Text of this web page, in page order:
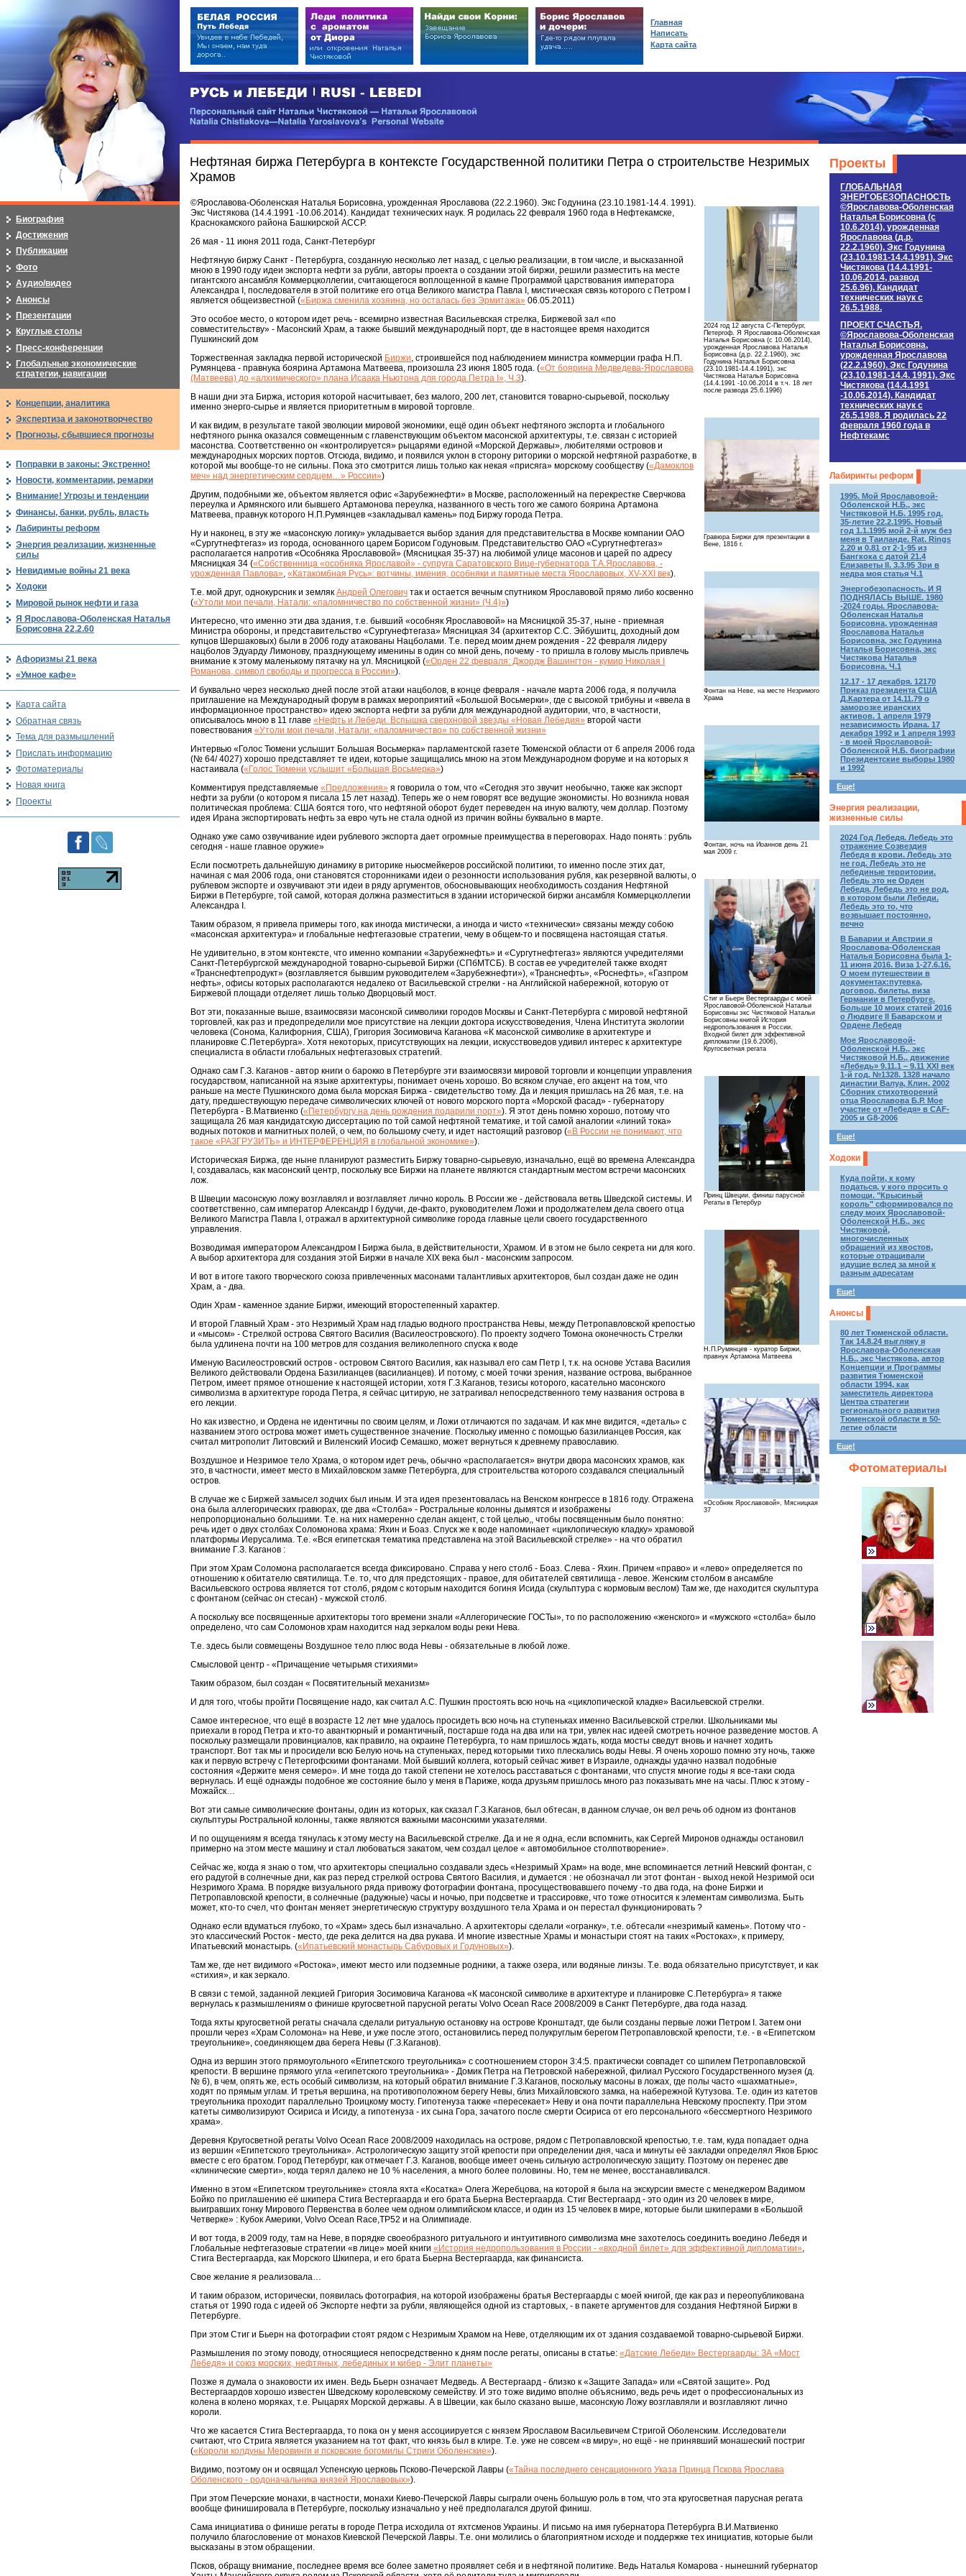
РУСЬ и ЛЕБЕДИ | RUSI — LEBEDI
Персональный сайт Натальи Чистяковой — Натальи Ярославовой
Нефтяная биржа Петербурга в контексте Государственной политики Петра о строительстве Незримых
Храмов
2024 год 12 августа C-Петербург,
Петергоф. Я Ярославова-Оболенская
Наталья Борисовна (с 10.06.2014),
урожденная Ярославова Наталья
Борисовна (д.р. 22.2.1960), экс
Годунина Наталья Борисовна
(23.10.1981-14.4.1991), экс
Чистякова Наталья Борисовна
(14.4.1991 -10.06.2014 в т.ч. 18 лет
после развода 25.6.1996)
Гравюра Биржи для презентации в
Вене, 1816 г.
Фонтан на Неве, на месте Незримого
Храма
Фонтан, ночь на Иоаннов день 21
мая 2009 г.
Стиг и Бьерн Вестергаарды с моей
Ярославовой-Оболенской Натальи
Борисовны экс Чистяковой Натальи
Борисовны книгой История
недропользования в России.
Входной билет для эффективной
дипломатии (19.6.2006),
Кругосветная регата
Принц Швеции, финиш парусной
Регаты в Петербур
Н.П.Румянцев - куратор Биржи,
правнук Артамона Матвеева
«Особняк Ярославовой», Мясницкая
37
©Ярославова-Оболенская Наталья Борисовна, урожденная Ярославова (22.2.1960). Экс Годунина (23.10.1981-14.4. 1991).
Экс Чистякова (14.4.1991 -10.06.2014). Кандидат технических наук. Я родилась 22 февраля 1960 года в Нефтекамске,
Краснокамского района Башкирской АССР.
26 мая - 11 июня 2011 года, Санкт-Петербург
Нефтяную биржу Санкт - Петербурга, созданную несколько лет назад, с целью реализации, в том числе, и высказанной
мною в 1990 году идеи экспорта нефти за рубли, авторы проекта о создании этой биржи, решили разместить на месте
гигантского ансамбля Коммерцколлегии, считающегося воплощенной в камне Программой царствования императора
Александра I, последователя в этой политике его отца Великого магистра Павла I, мистическая связь которого с Петром I
является общеизвестной («Биржа сменила хозяина, но осталась без Эрмитажа» 06.05.2011)
Это особое место, о котором идет речь - всемирно известная Васильевская стрелка, Биржевой зал «по
совместительству» - Масонский Храм, а также бывший международный порт, где в настоящее время находится
Пушкинский дом
Торжественная закладка первой исторической Биржи, строившейся под наблюдением министра коммерции графа Н.П.
Румянцева - правнука боярина Артамона Матвеева, произошла 23 июня 1805 года. («От боярина Медведева-Ярославова
(Матвеева) до «алхимического» плана Исаака Ньютона для города Петра I», Ч.3).
В наши дни эта Биржа, история которой насчитывает, без малого, 200 лет, становится товарно-сырьевой, поскольку
именно энерго-сырье и является приоритетным в мировой торговле.
И как видим, в результате такой эволюции мировой экономики, ещё один объект нефтяного экспорта и глобального
нефтяного рынка оказался совмещенным с главенствующим объектом масонской архитектуры, т.е. связан с историей
масонства. Соответственно он «контролируется» рыцарями единой «Морской Державы», любителями островов и
международных морских портов. Отсюда, видимо, и появился уклон в сторону риторики о морской нефтяной разработке, в
которой мы вообще-то не сильны. Пока это смотрится лишь только как некая «присяга» морскому сообществу («Дамоклов
меч» над энергетическим сердцем…» России»)
Другим, подобными же, объектом является офис «Зарубежнефти» в Москве, расположенный на перекрестке Сверчкова
переулка и Армянского или бывшего Артамонова переулка, названного в честь того же самого боярина Артамона
Матвеева, правнук которого Н.П.Румянцев «закладывал камень» под Биржу города Петра.
Ну и наконец, в эту же «масонскую логику» укладывается выбор здания для представительства в Москве компании ОАО
«Сургутнефтегаз» из города, основанного царем Борисом Годуновым. Представительство ОАО «Сургутнефтегаз»
располагается напротив «Особняка Ярославовой» (Мясницкая 35-37) на любимой улице масонов и царей по адресу
Мясницкая 34 («Собственница «особняка Ярославой» - супруга Саратовского Вице-губернатора Т.А.Ярославова, -
урожденная Павлова», «Катакомбная Русь»: вотчины, имения, особняки и памятные места Ярославовых, XV-XXI век).
Т.е. мой друг, однокурсник и земляк Андрей Олегович так и остается вечным спутником Ярославовой прямо либо косвенно
(«Утоли мои печали, Натали: «паломничество по собственной жизни» (Ч.4)»)
Интересно, что именно эти два здания, т.е. бывший «особняк Ярославовой» на Мясницкой 35-37, ныне - приемная
Министра обороны, и представительство «Сургунефтегаза» Мясницкая 34 (архитектор С.С. Эйбушитц, доходный дом
купцов Шершаковых) были в 2006 году атакованы Нацболами. Т.е. перед моим днем рождения - 22 февраля лидеру
нацболов Эдуарду Лимонову, празднующему именины в один со мной день, почему - то пришла в голову мысль привлечь
внимание к этому маленькому пятачку на ул. Мясницкой («Орден 22 февраля: Джордж Вашингтон - кумир Николая I
Романова, символ свободы и прогресса в России»).
И буквально через несколько дней после этой атаки нацболов, в конце февраля - начале марта 2006 года, я получила
приглашение на Международный форум в рамках мероприятий «Большой Восьмерки», где с высокой трибуны и «ввела в
информационное пространство» идею экспорта нефти за рубли для международной аудитории, что, в частности,
описывалось мною в 11 главе «Нефть и Лебеди. Вспышка сверхновой звезды «Новая Лебедия» второй части
повествования «Утоли мои печали, Натали: «паломничество» по собственной жизни»
Интервью «Голос Тюмени услышит Большая Восьмерка» парламентской газете Тюменской области от 6 апреля 2006 года
(№ 64/ 4027) хорошо представляет те идеи, которые защищались мною на этом Международном форуме и на которых я
настаивала («Голос Тюмени услышит «Большая Восьмерка»)
Комментируя представляемые «Предложения» я говорила о том, что «Сегодня это звучит необычно, также как экспорт
нефти за рубли (о котором я писала 15 лет назад). Теперь же о нем говорят все ведущие экономисты. Но возникла новая
политическая проблема: США боятся того, что нефтяной оборот будет переведен на иную валюту, чем доллар. Поэтому
идея Ирана экспортировать нефть за евро чуть не стала одной из причин войны буквально в марте.
Однако уже само озвучивание идеи рублевого экспорта дает огромные преимущества в переговорах. Надо понять : рубль
сегодня - наше главное оружие»
Если посмотреть дальнейшую динамику в риторике ньюсмейкеров российской политики, то именно после этих дат,
начиная с мая 2006 года, они становятся сторонниками идеи о резонности использования рубля, как резервной валюты, о
рублевом экспорте и озвучивают эти идеи в ряду аргументов, обосновывающих необходимость создания Нефтяной
Биржи в Петербурге, той самой, которая должна разместиться в здании исторической биржи ансамбля Коммерцколлегии
Александра I.
Таким образом, я привела примеры того, как иногда мистически, а иногда и чисто «технически» связаны между собою
«масонская архитектура» и глобальные нефтегазовые стратегии, чему в общем-то и посвящена настоящая статья.
Не удивительно, в этом контексте, что именно компании «Зарубежнефть» и «Сургутнефтегаз» являются учредителями
Санкт-Петербургской международной товарно-сырьевой Биржи (СПбМТСБ). В состав ее учредителей также входят
«Транснефтепродукт» (возглавляется бывшим руководителем «Зарубежнефти»), «Транснефть», «Роснефть», «Газпром
нефть», офисы которых располагаются недалеко от Васильевской стрелки - на Английской набережной, которую от
Биржевой площади отделяет лишь только Дворцовый мост.
Вот эти, показанные выше, взаимосвязи масонской символики городов Москвы и Санкт-Петербурга с мировой нефтяной
торговлей, как раз и предопределили мое присутствие на лекции доктора искусствоведения, Члена Института экологии
человека (Сонома, Калифорния, США), Григория Зосимовича Каганова «К масонской символике в архитектуре и
планировке С.Петербурга». Хотя некоторых, присутствующих на лекции, искусствоведов удивил интерес к архитектуре
специалиста в области глобальных нефтегазовых стратегий.
Однако сам Г.З. Каганов - автор книги о барокко в Петербурге эти взаимосвязи мировой торговли и концепции управления
государством, написанной на языке архитектуры, понимает очень хорошо. Во всяком случае, его акцент на том, что
раньше на месте Пушкинского дома была морская Биржа - свидетельство тому. Да и лекция пришлась на 26 мая, т.е. на
дату, предшествующую передаче символических ключей от нового морского порта «Морской фасад» - губернатору
Петербурга - В.Матвиенко («Петербургу на день рождения подарили порт»). Я этот день помню хорошо, потому что
защищала 26 мая кандидатскую диссертацию по той самой нефтяной тематике, и той самой аналогии «линий тока»
водных потоков и магнитных полей, о чем, по большому счету, и идет настоящий разговор («В России не понимают, что
такое «РАЗГРУЗИТЬ» и ИНТЕРФЕРЕНЦИЯ в глобальной экономике»).
Историческая Биржа, где ныне планируют разместить Биржу товарно-сырьевую, изначально, ещё во времена Александра
I, создавалась, как масонский центр, поскольку все Биржи на планете являются стандартным местом встречи масонских
лож.
В Швеции масонскую ложу возглавлял и возглавляет лично король. В России же - действовала ветвь Шведской системы. И
соответственно, сам император Александр I будучи, де-факто, руководителем Ложи и продолжателем дела своего отца
Великого Магистра Павла I, отражал в архитектурной символике города главные цели своего государственного
управления.
Возводимая императором Александром I Биржа была, в действительности, Храмом. И в этом не было секрета ни для кого.
А выбор архитектора для создания этой Биржи в начале XIX века был - масонским запросом.
И вот в итоге такого творческого союза привлеченных масонами талантливых архитекторов, был создан даже не один
Храм, а - два.
Один Храм - каменное здание Биржи, имеющий второстепенный характер.
И второй Главный Храм - это Незримый Храм над гладью водного пространства Невы, между Петропавловской крепостью
и «мысом» - Стрелкой острова Святого Василия (Василеостровского). По проекту зодчего Томона оконечность Стрелки
была удлинена почти на 100 метров для создания великолепного спуска к воде
Именую Василеостровский остров - островом Святого Василия, как называл его сам Петр I, т.к. на основе Устава Василия
Великого действовали Ордена Базилианцев (василианцев). И потому, с моей точки зрения, название острова, выбранное
Петром, имеет прямое отношение к настоящей истории, хотя Г.З.Каганов, тезисы которого, касательно масонского
символизма в архитектуре города Петра, я сейчас цитирую, не затрагивал непосредственного тему названия острова в
его лекции.
Но как известно, и Ордена не идентичны по своим целям, и Ложи отличаются по задачам. И как мне видится, «деталь» с
названием этого острова может иметь существенное значение. Поскольку именно с помощью базилианцев Россия, как
считал митрополит Литовский и Виленский Иосиф Семашко, может вернуться к древнему православию.
Воздушное и Незримое тело Храма, о котором идет речь, обычно «располагается» внутри двора масонских храмов, как
это, в частности, имеет место в Михайловском замке Петербурга, для строительства которого создавался специальный
остров.
В случае же с Биржей замысел зодчих был иным. И эта идея презентовалась на Венском конгрессе в 1816 году. Отражена
она была аллегорических гравюрах, где два «Столба» - Ростральные колонны дымятся и изображены
непропорционально большими. Т.е. на них намеренно сделан акцент, с той целью,, чтобы посвященным было понятно:
речь идет о двух столбах Соломонова храма: Яхин и Боаз. Спуск же к воде напоминает «циклопическую кладку» храмовой
платформы Иерусалима. Т.е. «Вся египетская тематика представлена на этой Васильевской стрелке» - на что обратил
внимание Г.З. Каганов :
При этом Храм Соломона располагается всегда фиксировано. Справа у него столб - Боаз. Слева - Яхин. Причем «право» и «лево» определяется по
отношению к обитателю святилища. Т.е. то, что для предстоящих - правое, для обитателей святилища - левое. Женским столбом в ансамбле
Васильевского острова является тот столб, рядом с которым находится богиня Исида (скульптура с кормовым веслом) Там же, где находится скульптура
с фонтаном (сейчас он стесан) - мужской столб.
А поскольку все посвященные архитекторы того времени знали «Аллегорические ГОСТы», то по расположению «женского» и «мужского «столба» было
определено, что сам Соломонов храм находится над зеркалом воды реки Нева.
Т.е. здесь были совмещены Воздушное тело плюс вода Невы - обязательные в любой ложе.
Смысловой центр - «Причащение четырьмя стихиями»
Таким образом, был создан « Посвятительный механизм»
И для того, чтобы пройти Посвящение надо, как считал А.С. Пушкин простоять всю ночь на «циклопической кладке» Васильевской стрелки.
Самое интересное, что ещё в возрасте 12 лет мне удалось просидеть всю ночь на ступеньках именно Васильевской стрелки. Школьниками мы
приехали в город Петра и кто-то авантюрный и романтичный, постарше года на два или на три, увлек нас идеей смотреть ночное разведение мостов. А
поскольку размещали провинциалов, как правило, на окраине Петербурга, то нам пришлось ждать, когда мосты сведут вновь и начнет ходить
транспорт. Вот так мы и просидели всю Белую ночь на ступеньках, перед которыми тихо плескались воды Невы. Я очень хорошо помню эту ночь, также
как и первую встречу с Петергофскими фонтанами. Мой бывший коллега, который сейчас живет в Израиле, однажды удачно назвал подобные
состояния «Держите меня семеро». И мне тогда до такой степени не хотелось расставаться с фонтанами, что спустя многие годы я все-таки сюда
вернулась. И ещё однажды подобное же состояние было у меня в Париже, когда друзьям пришлось много раз показывать мне на часы. Плюс к этому -
Можайск…
Вот эти самые символические фонтаны, один из которых, как сказал Г.З.Каганов, был обтесан, в данном случае, он вел речь об одном из фонтанов
скульптуры Ростральной колонны, также являются важными масонскими указателями.
И по ощущениям я всегда тянулась к этому месту на Васильевской стрелке. Да и не я одна, если вспомнить, как Сергей Миронов однажды остановил
примерно на этом месте машину и стал любоваться закатом, чем создал целое « автомобильное столпотворение».
Сейчас же, когда я знаю о том, что архитекторы специально создавали здесь «Незримый Храм» на воде, мне вспоминается летний Невский фонтан, с
его радугой в солнечные дни, как раз перед стрелкой острова Святого Василия, и думается : не обозначал ли этот фонтан - выход некой Незримой оси
Незримого Храма. В порядке визуального ряда привожу фотографии фонтана, просуществовавшего почему -то два года, на фоне Биржи и
Петропавловской крепости, в солнечные (радужные) часы и ночью, при подсветке и трассировке, что тоже относится к элементам символизма. Быть
может, кто-то счел, что фонтан меняет энергетическую структуру воздушного тела Храма и он перестал функционировать ?
Однако если вдуматься глубоко, то «Храм» здесь был изначально. А архитекторы сделали «огранку», т.е. обтесали «незримый камень». Потому что -
это классический Росток - место, где река делится на два рукава. И многие известные Храмы и монастыри стоят на таких «Ростоках», к примеру,
Ипатьевский монастырь. («Ипатьевский монастырь Сабуровых и Годуновых»).
Там же, где нет видимого «Ростока», имеют место или подземные родники, а также озера, или водяные линзы. Т.е. вода обязательно присутствует, и как
«стихия», и как зеркало.
В связи с темой, заданной лекцией Григория Зосимовича Каганова «К масонской символике в архитектуре и планировке С.Петербурга» я также
вернулась к размышлениям о финише кругосветной парусной регаты Volvo Ocean Race 2008/2009 в Санкт Петербурге, два года назад.
Тогда яхты кругосветной регаты сначала сделали ритуальную остановку на острове Кронштадт, где были созданы первые ложи Петром I. Затем они
прошли через «Храм Соломона» на Неве, и уже после этого, остановились перед полукруглым берегом Петропавловской крепости, т.е. - в «Египетском
треугольнике», соединяющем два берега Невы (Г.З.Каганов).
Одна из вершин этого прямоугольного «Египетского треугольника» с соотношением сторон 3:4:5. практически совпадет со шпилем Петропавловской
крепости. В вершине прямого угла «египетского треугольника» - Домик Петра на Петровской набережной, филиал Русского Государственного музея (д.
№ 6), в чем, опять же, есть особый символизм, на который обратил внимание Г.З.Каганов, поскольку масоны в ложах, где полы часто «шахматные»,
ходят по прямым углам. И третья вершина, на противоположном берегу Невы, близ Михайловского замка, на набережной Кутузова. Т.е. один из катетов
треугольника проходит параллельно Троицкому мосту. Гипотенуза также «пересекает» Неву и она почти параллельна Невскому проспекту. При этом
катеты символизируют Осириса и Исиду, а гипотенуза - их сына Гора, зачатого после смерти Осириса от его персонального «бессмертного Незримого
храма».
Деревня Кругосветной регаты Volvo Ocean Race 2008/2009 находилась на острове, рядом с Петропавловской крепостью, т.е. там, куда попадает одна
из вершин «Египетского треугольника». Астрологическую защиту этой крепости при определении дня, часа и минуты её закладки определял Яков Брюс
вместе с его братом. Город Петербург, как отмечает Г.З. Каганов, вообще имеет очень сильную астрологическую защиту. Поэтому он перенес две
«клинические смерти», когда терял далеко не 10 % населения, а много более половины. Но, тем не менее, восстанавливался.
Именно в этом «Египетском треугольнике» стояла яхта «Косатка» Олега Жеребцова, на которой я была на экскурсии вместе с менеджером Вадимом
Бойко по приглашению её шкипера Стига Вестергаарда и его брата Бьерна Вестергаарда. Стиг Вестергаард - это один из 20 человек в мире,
выигравших гонку Мирового Первенства в более чем одном олимпийском классе, и один из 15 человек в мире, которые были шкиперами в «Большой
Четверке» : Кубок Америки, Volvo Ocean Race,TP52 и на Олимпиаде.
И вот тогда, в 2009 году, там на Неве, в порядке своеобразного ритуального и интуитивного символизма мне захотелось соединить воедино Лебедя и
Глобальные нефтегазовые стратегии «в лице» моей книги «История недропользования в России - «входной билет» для эффективной дипломатии»,
Стига Вестергаарда, как Морского Шкипера, и его брата Бьерна Вестергаарда, как финансиста.
Свое желание я реализовала…
И таким образом, исторически, появилась фотография, на которой изображены братья Вестергаарды с моей книгой, где как раз и переопубликована
статья от 1990 года с идеей об Экспорте нефти за рубли, являющейся одной из стартовых, - в пакете аргументов для создания Нефтяной Биржи в
Петербурге.
При этом Стиг и Бьерн на фотографии стоят рядом с Незримым Храмом на Неве, отделяющим их от здания создаваемой товарно-сырьевой Биржи.
Размышления по этому поводу, относящиеся непосредственно к дням после регаты, описаны в статье: «Датские Лебеди» Вестергаарды: ЗА «Мост
Лебедя» и союз морских, нефтяных, лебединых и кибер - Элит планеты»
Позже я думала о знаковости их имен. Ведь Бьерн означает Медведь. А Вестергаард - близко к «Защите Запада» или «Святой защите». Род
Вестергаардов хорошо известен Шведскому королевскому семейству. И это тоже видимо вполне объяснимо, ведь речь идет о профессиональных из
колена в колено моряках, т.е. Рыцарях Морской державы. А в Швеции, как было сказано выше, масонскую Ложу возглавляли и возглавляют лично
короли.
Что же касается Стига Вестергаарда, то пока он у меня ассоциируется с князем Ярославом Васильевичем Стригой Оболенским. Исследователи
считают, что Стрига является указанием на тот факт, что князь был в клире. Т.е. уже не совсем «в миру», но ещё - не принявший монашеский постриг
(«Короли колдуны Меровинги и псковские богомилы Стриги Оболенские»).
Видимо, поэтому он и освящал Успенскую церковь Псково-Печерской Лавры («Тайна последнего сенсационного Указа Принца Пскова Ярослава
Оболенского - родоначальника князей Ярославовых»).
При этом Печерские монахи, в частности, монахи Киево-Печерской Лавры сыграли очень большую роль в том, что эта кругосветная парусная регата
вообще финишировала в Петербурге, поскольку изначально у неё предполагался другой финиш.
Сама инициатива о финише регаты в городе Петра исходила от яхтсменов Украины. И письмо на имя губернатора Петербурга В.И.Матвиенко
получило благословение от монахов Киевской Печерской Лавры. Т.е. они молились о благоприятном исходе и поддержке тех инициатив, которые были
высказаны в этом обращении.
Псков, обращу внимание, последнее время все более заметно проявляет себя и в нефтяной политике. Ведь Наталья Комарова - нынешний губернатор
Проекты
ГЛОБАЛЬНАЯ
ЭНЕРГОБЕЗОПАСНОСТЬ
©Ярославова-Оболенская
Наталья Борисовна (c
10.6.2014), урожденная
Ярославова (д.р.
22.2.1960). Экс Годунина
(23.10.1981-14.4.1991). Экс
Чистякова (14.4.1991-
10.06.2014, развод
25.6.96). Кандидат
технических наук c
26.5.1988.
ПРОЕКТ СЧАСТЬЯ.
©Ярославова-Оболенская
Наталья Борисовна,
урожденная Ярославова
(22.2.1960). Экс Годунина
(23.10.1981-14.4. 1991). Экс
Чистякова (14.4.1991
-10.06.2014). Кандидат
технических наук c
26.5.1988. Я родилась 22
февраля 1960 года в
Нефтекамс
Лабиринты реформ
1995. Мой Ярославовой-
Оболенской Н.Б., экс
Чистяковой Н.Б. 1995 год.
35-летие 22.2.1995. Новый
год 1.1.1995 мой 2-й муж без
меня в Таиланде. Rat. Rings
2.20 и 0.81 от 2-1-95 из
Бангкока с датой 21.4
Елизаветы II. 3.3.95 Зри в
недра моя статья Ч.1
Энергобезопасность. И Я
ПОДНЯЛАСЬ ВЫШЕ. 1980
-2024 годы. Ярославова-
Оболенская Наталья
Борисовна, урожденная
Ярославова Наталья
Борисовна, экс Годунина
Наталья Борисовна, экс
Чистякова Наталья
Борисовна. Ч.1
12.17 - 17 декабря. 12170
Приказ президента США
Д.Картера от 14.11.79 о
заморозке иранских
активов. 1 апреля 1979
независимость Ирана. 17
декабря 1992 и 1 апреля 1993
- в моей Ярославовой-
Оболенской Н.Б. биографии
Президентские выборы 1980
и 1992
Еще!
Энергия реализации,
жизненные силы
2024 Год Лебедя. Лебедь это
отражение Созвездия
Лебедя в крови. Лебедь это
не год. Лебедь это не
лебединые территории.
Лебедь это не Орден
Лебедя. Лебедь это не род,
в котором были Лебеди.
Лебедь это то, что
возвышает постоянно,
вечно
В Баварии и Австрии я
Ярославова-Оболенская
Наталья Борисовна была 1-
11 июня 2016. Виза 1-27.6.16.
О моем путешествии в
документах:путевка,
договор, билеты, виза
Германии в Петербурге.
Больше 10 моих статей 2016
о Людвиге II Баварском и
Ордене Лебедя
Мое Ярославовой-
Оболенской Н.Б., экс
Чистяковой Н.Б., движение
«Лебедь» 9.11.1 – 9.11 XXI век
1-й год. №1328. 1328 начало
династии Валуа, Клин. 2002
Сборник стихотворений
отца Ярославова Б.Р. Мое
участие от «Лебедя» в CAF-
2005 и G8-2006
Еще!
Ходоки
Куда пойти, к кому
податься, у кого просить о
помощи. "Крысиный
король" сформировался по
следу моих Ярославовой-
Оболенской Н.Б., экс
Чистяковой,
многочисленных
обращений из хвостов,
которые отращивали
идущие вслед за мной к
разным адресатам
Еще!
Анонсы
80 лет Тюменской области.
Так 14.8.24 выгляжу я
Ярославова-Оболенская
Н.Б., экс Чистякова, автор
Концепции и Программы
развития Тюменской
области 1994, как
заместитель директора
Центра стратегии
регионального развития
Тюменской области в 50-
летие области
Еще!
Фотоматериалы
Биография
Достижения
Публикации
Фото
Аудио/видео
Анонсы
Презентации
Круглые столы
Пресс-конференции
Глобальные экономические
стратегии, навигации
Концепции, аналитика
Экспертиза и законотворчество
Прогнозы, сбывшиеся прогнозы
Поправки в законы: Экстренно!
Новости, комментарии, ремарки
Внимание! Угрозы и тенденции
Финансы, банки, рубль, власть
Лабиринты реформ
Энергия реализации, жизненные
силы
Невидимые войны 21 века
Ходоки
Мировой рынок нефти и газа
Я Ярославова-Оболенская Наталья
Борисовна 22.2.60
Афоризмы 21 века
«Умное кафе»
Карта сайта
Обратная связь
Тема для размышлений
Прислать информацию
Фотоматериалы
Новая книга
Проекты
Главная
Написать
Карта сайта